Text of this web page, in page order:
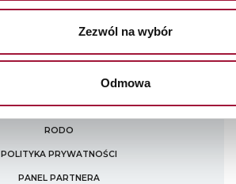
Zezwól na wybór
Odmowa
STREFA ARCHITEKTA
PLIKI DO POBRANIA
RODO
POLITYKA PRYWATNOŚCI
PANEL PARTNERA